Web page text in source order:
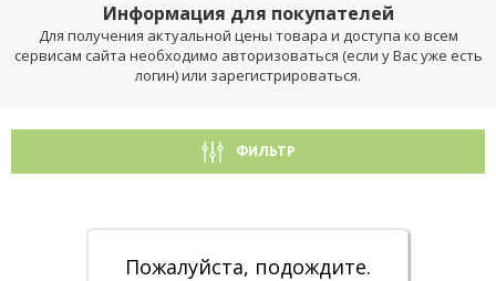
Информация для покупателей
Для получения актуальной цены товара и доступа ко всем
сервисам сайта необходимо авторизоваться (если у Вас уже есть
логин) или зарегистрироваться.
ФИЛЬТР
Пожалуйста, подождите.